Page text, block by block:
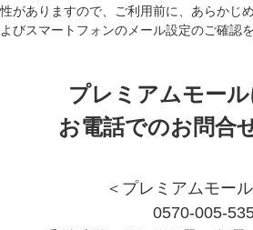
性がありますので、ご利用前に、あらかじ
よびスマートフォンのメール設定のご確認
プレミアムモー
お電話でのお問合
＜プレミアムモー
0570-005-